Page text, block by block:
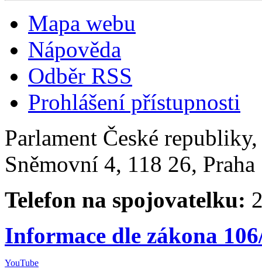
Mapa webu
Nápověda
Odběr RSS
Prohlášení přístupnosti
Parlament České
Sněmovní 4, 118 26,
Telefon na spojovatelku:
Informace dle zákona
YouTube